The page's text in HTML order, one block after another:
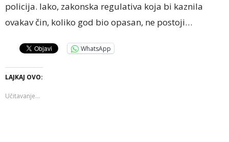
policija. Iako, zakonska regulativa koja bi kaznila
ovakav čin, koliko god bio opasan, ne postoji…
WhatsApp
LAJKAJ OVO:
Učitavanje...